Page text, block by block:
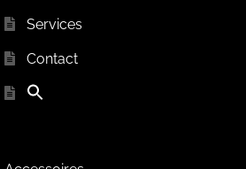
Services
Contact